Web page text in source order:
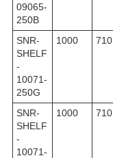
09065-
250B
SNR-
SHELF
-
10071-
250G
1000 710
SNR-
SHELF
-
10071-
1000 710